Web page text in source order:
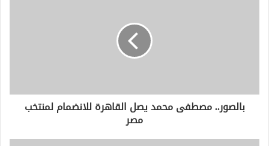
ر
بالصور.. مصطفى محمد يصل القاهرة للانضمام لمنتخب
مصر